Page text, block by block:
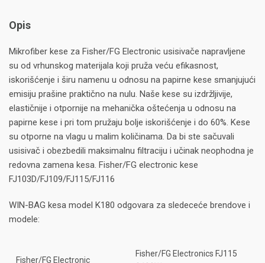
Opis
Mikrofiber kese za Fisher/FG Electronic usisivače napravljene
su od vrhunskog materijala koji pruža veću efikasnost,
iskorišćenje i širu namenu u odnosu na papirne kese smanjujući
emisiju prašine praktično na nulu. Naše kese su izdržljivije,
elastičnije i otpornije na mehanička oštećenja u odnosu na
papirne kese i pri tom pružaju bolje iskorišćenje i do 60%. Kese
su otporne na vlagu u malim količinama. Da bi ste sačuvali
usisivač i obezbedili maksimalnu filtraciju i učinak neophodna je
redovna zamena kesa. Fisher/FG electronic kese
FJ103D/FJ109/FJ115/FJ116
WIN-BAG kesa model K180 odgovara za sledeceće brendove i
modele:
Fisher/FG Electronic
Fisher/FG Electronics FJ115